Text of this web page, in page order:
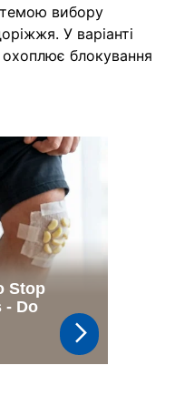
вибору
У варіанті
блокування